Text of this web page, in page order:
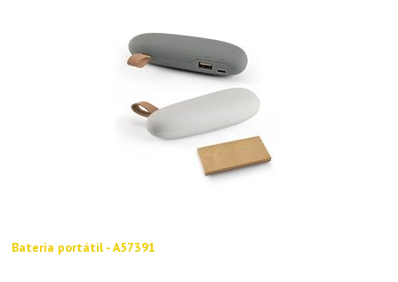
Bateria portátil - A57391